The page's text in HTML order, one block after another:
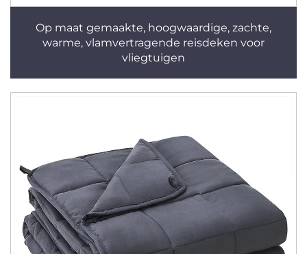
Op maat gemaakte, hoogwaardige, zachte,
warme, vlamvertragende reisdeken voor
vliegtuigen